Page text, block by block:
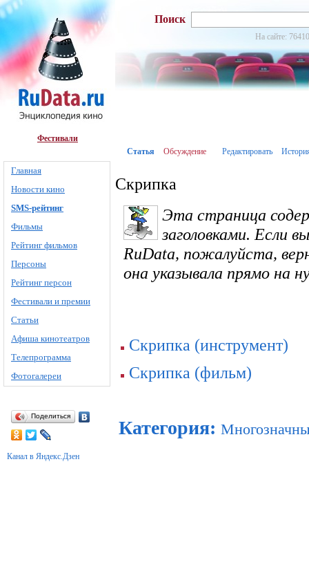
Фестивали
Главная
Новости кино
SMS-рейтинг
Фильмы
Рейтинг фильмов
Персоны
Рейтинг персон
Фестивали и премии
Статьи
Афиша кинотеатров
Телепрограмма
Фотогалереи
Поделиться
Канал в Яндекс.Дзен
Поиск
На сайте:
Статья Обсуждение Редактировать
Скрипка
Эта страница
заголовками. Если
RuData, пожалуйста,
она указывала прямо на
Скрипка (инструмент)
Скрипка (фильм)
Категория: